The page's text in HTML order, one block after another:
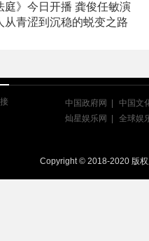
庭》今日开播 龚俊任敏演
从青涩到沉稳的蜕变之路
中国政府网 中国文
灿星娱乐网
全球娱
Copyright © 2018-2020 版